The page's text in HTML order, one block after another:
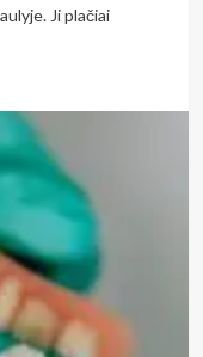
Ji plačiai